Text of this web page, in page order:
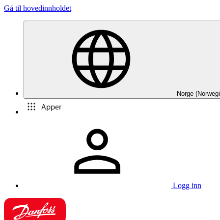
Gå til hovedinnholdet
Norge
Apper
Logg inn